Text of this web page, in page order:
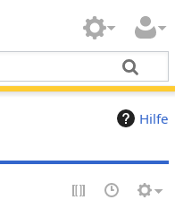
Hilfe